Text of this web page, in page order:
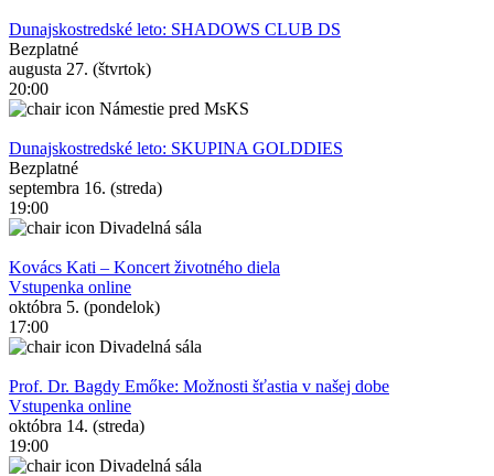
Dunajskostredské leto: SHADOWS CLUB DS
Bezplatné
augusta 27. (štvrtok)
20:00
Námestie pred MsKS
Dunajskostredské leto: SKUPINA GOLDDIES
Bezplatné
septembra 16. (streda)
19:00
Divadelná sála
Kovács Kati – Koncert životného diela
Vstupenka online
októbra 5. (pondelok)
17:00
Divadelná sála
Prof. Dr. Bagdy Emőke: Možnosti šťastia v našej dobe
Vstupenka online
októbra 14. (streda)
19:00
Divadelná sála